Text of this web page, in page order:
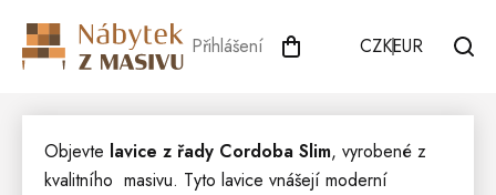
obsah
Přihlášení CZKEUR
Objevte lavice z řady Cordoba Slim, vyrobené z
kvalitního masivu. Tyto lavice vnášejí moderní